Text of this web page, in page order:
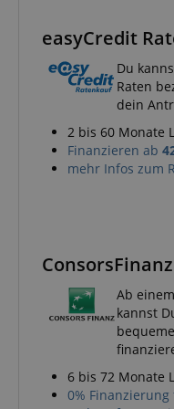
easyCredit
Du
Raten
dein
2 bis 60 Monate
Finanzieren ab
mehr Infos zum
Ab
kannst
6 bis 72 Monate
0%
apay-session-set